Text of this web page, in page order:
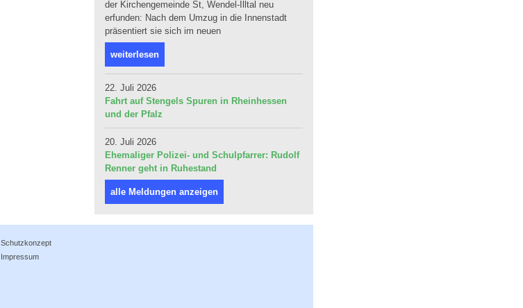
der Kirchengemeinde St, Wendel-Illtal neu
erfunden: Nach dem Umzug in die Innenstadt
präsentiert sie sich im neuen
weiterlesen
22. Juli 2026
Fahrt auf Stengels Spuren in Rheinhessen
und der Pfalz
20. Juli 2026
Ehemaliger Polizei- und Schulpfarrer: Rudolf
Renner geht in Ruhestand
alle Meldungen anzeigen
Schutzkonzept
Impressum